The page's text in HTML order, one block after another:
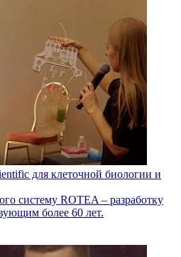
для клеточной биологии и
систему ROTEA – разработку
более 60 лет.